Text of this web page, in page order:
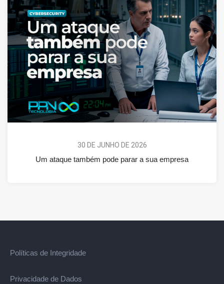
30 DE JUNHO DE 2026
Um ataque também pode parar a sua empresa
Políticas de Integridade
Privacidade de Dados